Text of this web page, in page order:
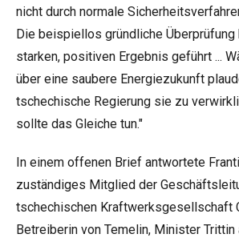
nicht durch normale
Die beispiellos gründliche Überprüfung
starken, positiven Ergebnis geführt ...
über eine saubere Energiezukunft
tschechische Regierung sie zu
sollte das Gleiche tun."
In einem offenen Brief antwortete
zuständiges Mitglied der
tschechischen Kraftwerksgesellschaft
Betreiberin von Temelin, Minister Trittin